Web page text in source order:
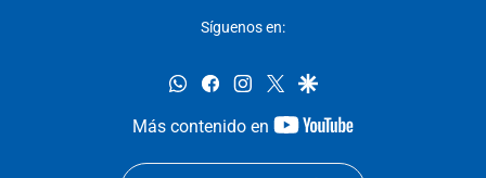
Síguenos en:
whatsappfacebookinstagram
twittergoogle
Más contenido en
youtube-